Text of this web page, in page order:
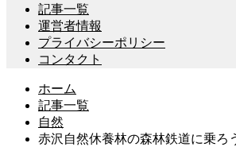
記事一覧
運営者情報
プライバシーポリシー
コンタクト
ホーム
記事一覧
自然
赤沢自然休養林の森林鉄道に乗ろ